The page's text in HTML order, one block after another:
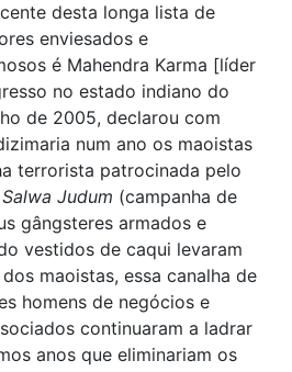
desta longa lista de
enviesados e
é Mahendra Karma [líder
no estado indiano do
de 2005, declarou com
num ano os maoistas
terrorista patrocinada pelo
Salwa Judum (campanha de
gângsteres armados e
vestidos de caqui levaram
maoistas, essa canalha de
homens de negócios e
continuaram a ladrar
anos que eliminariam os